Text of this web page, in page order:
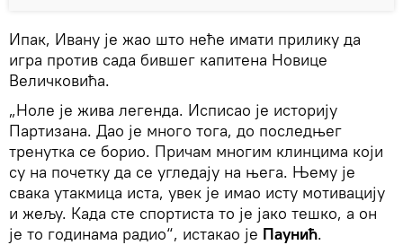
Ипак, Ивану је жао што неће имати прилику да
игра против сада бившег капитена Новице
Величковића.
„Ноле је жива легенда. Исписао је историју
Партизана. Дао је много тога, до последњег
тренутка се борио. Причам многим клинцима који
су на почетку да се угледају на њега. Њему је
свака утакмица иста, увек је имао исту мотивацију
и жељу. Када сте спортиста то је јако тешко, а он
је то годинама радио“, истакао је Паунић.